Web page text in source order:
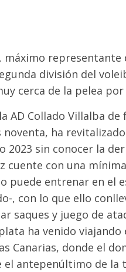
máximo
división del
cerca de la pelea
AD Collado Villalba
noventa, ha
2023 sin conocer la
cuente con una
puede entrenar en el
, con lo que ello
saques y juego de
ha venido
Canarias, donde el
antepenúltimo de la